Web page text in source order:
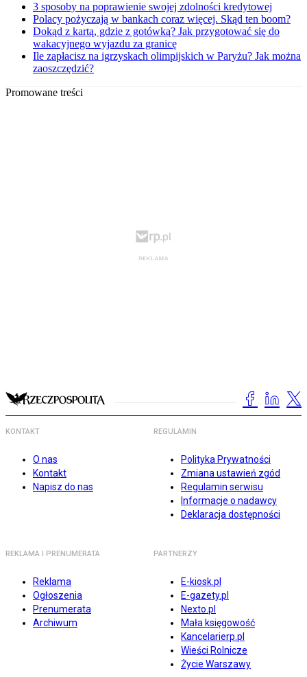
3 sposoby na poprawienie swojej zdolności kredytowej
Polacy pożyczają w bankach coraz więcej. Skąd ten boom?
Dokąd z kartą, gdzie z gotówką? Jak przygotować się do
wakacyjnego wyjazdu za granicę
Ile zapłacisz na igrzyskach olimpijskich w Paryżu? Jak można
zaoszczędzić?
Promowane treści
KONTAKT
O nas
Kontakt
Napisz do nas
REGULAMIN
Polityka Prywatności
Zmiana ustawień zgód
Regulamin serwisu
Informacje o nadawcy
Deklaracja dostępności
REKLAMA I PRENUMERATA
Reklama
Ogłoszenia
Prenumerata
Archiwum
PARTNERZY
E-kiosk.pl
E-gazety.pl
Nexto.pl
Mała księgowość
Kancelarierp.pl
Wieści Rolnicze
Życie Warszawy